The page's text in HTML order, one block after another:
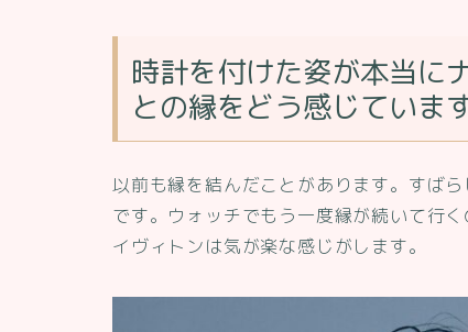
時計を付けた姿が本当に
との縁をどう感じていま
以前も縁を結んだことがあります。すば
です。ウォッチでもう一度縁が続いて行
イヴィトンは気が楽な感じがします。